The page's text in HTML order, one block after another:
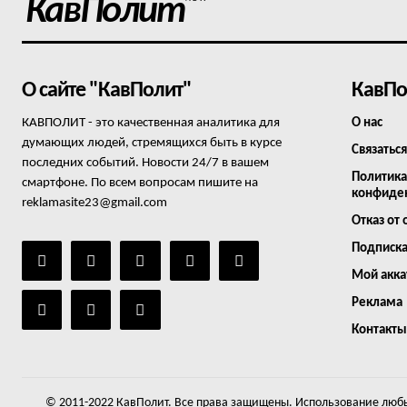
КавПолит
О сайте "КавПолит"
КАВПОЛИТ - это качественная аналитика для
думающих людей, стремящихся быть в курсе
последних событий. Новости 24/7 в вашем
смартфоне. По всем вопросам пишите на
reklamasite23@gmail.com
О нас
Политика
Отказ от
Подписка
Мой
Реклама
Контакты
© 2011-2022 КавПолит. Все права защищены. Использование